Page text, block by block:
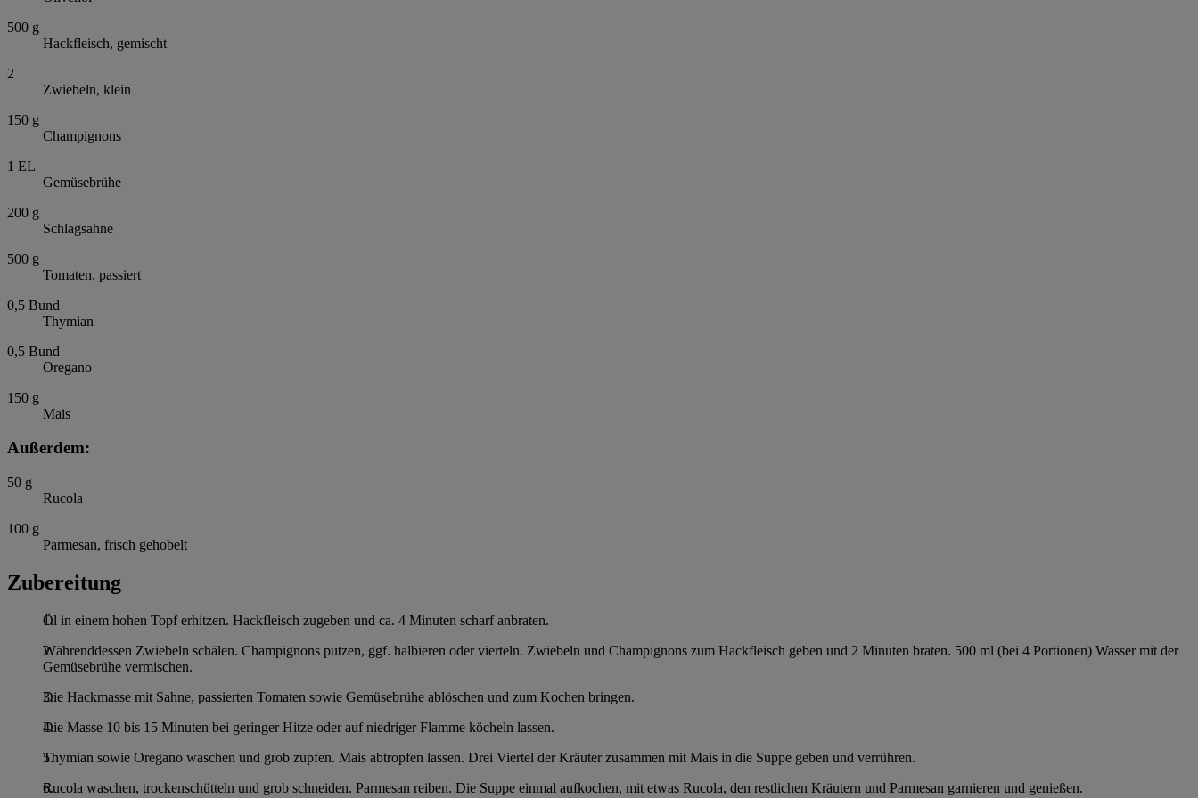
500 g
Hackfleisch, gemischt
2
Zwiebeln, klein
150 g
Champignons
1 EL
Gemüsebrühe
200 g
Schlagsahne
500 g
Tomaten, passiert
0,5 Bund
Thymian
0,5 Bund
Oregano
150 g
Mais
Außerdem:
50 g
Rucola
100 g
Parmesan, frisch gehobelt
Zubereitung
Öl in einem hohen Topf erhitzen. Hackfleisch zugeben und ca. 4 Minuten scharf anbraten.
Währenddessen Zwiebeln schälen. Champignons putzen, ggf. halbieren oder vierteln. Zwiebeln und Champignons zum Hackfleisch geben und 2 Minuten braten. 500 ml (bei 4 Portionen) Wasser mit der
Gemüsebrühe vermischen.
Die Hackmasse mit Sahne, passierten Tomaten sowie Gemüsebrühe ablöschen und zum Kochen bringen.
Die Masse 10 bis 15 Minuten bei geringer Hitze oder auf niedriger Flamme köcheln lassen.
Thymian sowie Oregano waschen und grob zupfen. Mais abtropfen lassen. Drei Viertel der Kräuter zusammen mit Mais in die Suppe geben und verrühren.
Rucola waschen, trockenschütteln und grob schneiden. Parmesan reiben. Die Suppe einmal aufkochen, mit etwas Rucola, den restlichen Kräutern und Parmesan garnieren und genießen.